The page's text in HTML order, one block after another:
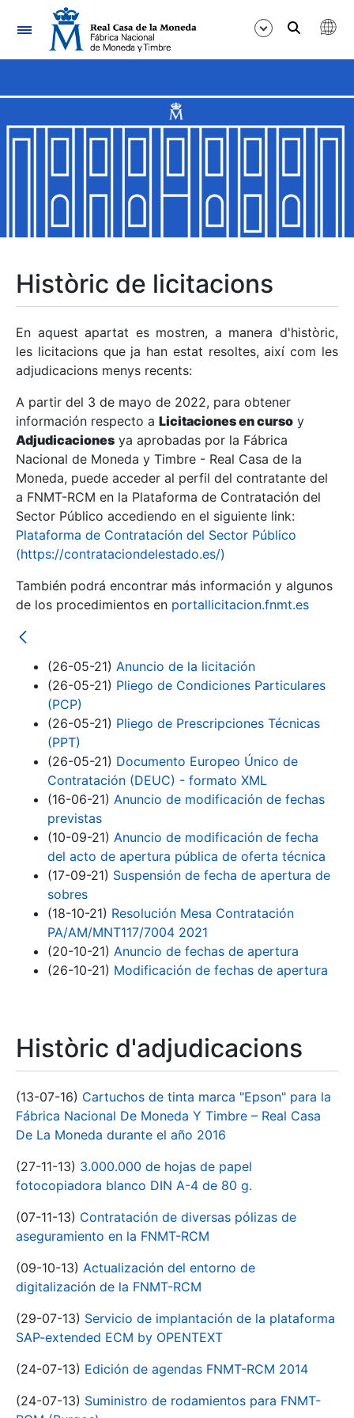
Navegació
Mostra/Amaga
Mostra/Amaga
Mostra/Amaga
Mostra/Amaga
Mostra/Amaga
Històric de licitacions
En aquest apartat es mostren, a manera d'històric,
les licitacions que ja han estat resoltes, així com les
adjudicacions menys recents:
A partir del 3 de mayo de 2022, para obtener
información respecto a Licitaciones en curso y
Adjudicaciones ya aprobadas por la Fábrica
Nacional de Moneda y Timbre - Real Casa de la
Moneda, puede acceder al perfil del contratante del
a FNMT-RCM en la Plataforma de Contratación del
Sector Público accediendo en el siguiente link:
Plataforma de Contratación del Sector Público
(https://contrataciondelestado.es/)
También podrá encontrar más información y algunos
de los procedimientos en portallicitacion.fnmt.es
(26-05-21) Anuncio de la licitación
(26-05-21) Pliego de Condiciones Particulares
(PCP)
(26-05-21) Pliego de Prescripciones Técnicas
(PPT)
(26-05-21) Documento Europeo Único de
Contratación (DEUC) - formato XML
(16-06-21) Anuncio de modificación de fechas
previstas
(10-09-21) Anuncio de modificación de fecha
del acto de apertura pública de oferta técnica
(17-09-21) Suspensión de fecha de apertura de
sobres
(18-10-21) Resolución Mesa Contratación
PA/AM/MNT117/7004 2021
(20-10-21) Anuncio de fechas de apertura
(26-10-21) Modificación de fechas de apertura
Històric d'adjudicacions
(13-07-16) Cartuchos de tinta marca "Epson" para la
Fábrica Nacional De Moneda Y Timbre – Real Casa
De La Moneda durante el año 2016
(27-11-13) 3.000.000 de hojas de papel
fotocopiadora blanco DIN A-4 de 80 g.
(07-11-13) Contratación de diversas pólizas de
aseguramiento en la FNMT-RCM
(09-10-13) Actualización del entorno de
digitalización de la FNMT-RCM
(29-07-13) Servicio de implantación de la plataforma
SAP-extended ECM by OPENTEXT
(24-07-13) Edición de agendas FNMT-RCM 2014
(24-07-13) Suministro de rodamientos para FNMT-